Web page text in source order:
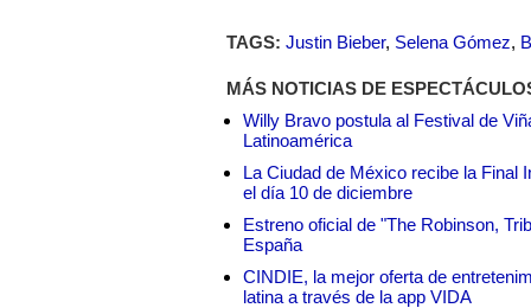
TAGS: Justin Bieber, Selena Gómez,
MÁS NOTICIAS DE
Willy Bravo postula al Festival de
Latinoamérica
La Ciudad de México recibe la Final
el día 10 de diciembre
Estreno oficial de "The Robinson,
España
CINDIE, la mejor oferta de
latina a través de la app VIDA